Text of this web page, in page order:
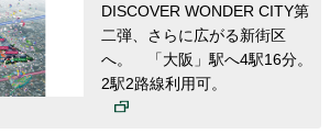
DISCOVER WONDER CITY第
二弾、さらに広がる新街区
へ。 「大阪」駅へ4駅16分。
2駅2路線利用可。